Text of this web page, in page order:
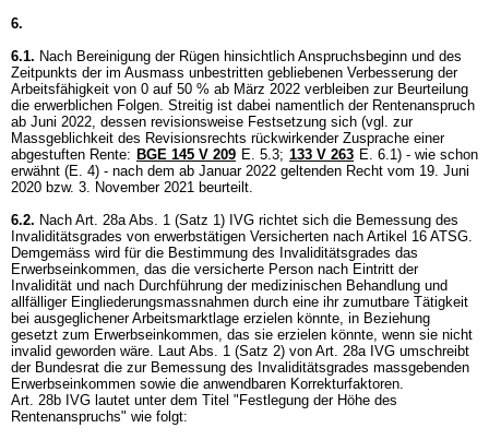
6.
6.1. Nach Bereinigung der Rügen hinsichtlich Anspruchsbeginn und des
Zeitpunkts der im Ausmass unbestritten gebliebenen Verbesserung der
Arbeitsfähigkeit von 0 auf 50 % ab März 2022 verbleiben zur Beurteilung
die erwerblichen Folgen. Streitig ist dabei namentlich der Rentenanspruch
ab Juni 2022, dessen revisionsweise Festsetzung sich (vgl. zur
Massgeblichkeit des Revisionsrechts rückwirkender Zusprache einer
abgestuften Rente: BGE 145 V 209 E. 5.3; 133 V 263 E. 6.1) - wie schon
erwähnt (E. 4) - nach dem ab Januar 2022 geltenden Recht vom 19. Juni
2020 bzw. 3. November 2021 beurteilt.
6.2. Nach Art. 28a Abs. 1 (Satz 1) IVG richtet sich die Bemessung des
Invaliditätsgrades von erwerbstätigen Versicherten nach Artikel 16 ATSG.
Demgemäss wird für die Bestimmung des Invaliditätsgrades das
Erwerbseinkommen, das die versicherte Person nach Eintritt der
Invalidität und nach Durchführung der medizinischen Behandlung und
allfälliger Eingliederungsmassnahmen durch eine ihr zumutbare Tätigkeit
bei ausgeglichener Arbeitsmarktlage erzielen könnte, in Beziehung
gesetzt zum Erwerbseinkommen, das sie erzielen könnte, wenn sie nicht
invalid geworden wäre. Laut Abs. 1 (Satz 2) von Art. 28a IVG umschreibt
der Bundesrat die zur Bemessung des Invaliditätsgrades massgebenden
Erwerbseinkommen sowie die anwendbaren Korrekturfaktoren.
Art. 28b IVG lautet unter dem Titel "Festlegung der Höhe des
Rentenanspruchs" wie folgt: